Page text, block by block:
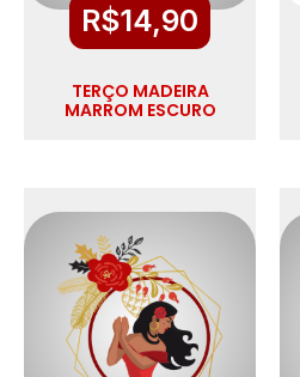
R$14,90
TERÇO MADEIRA
MARROM ESCURO